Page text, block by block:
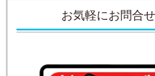
お気軽にお問合